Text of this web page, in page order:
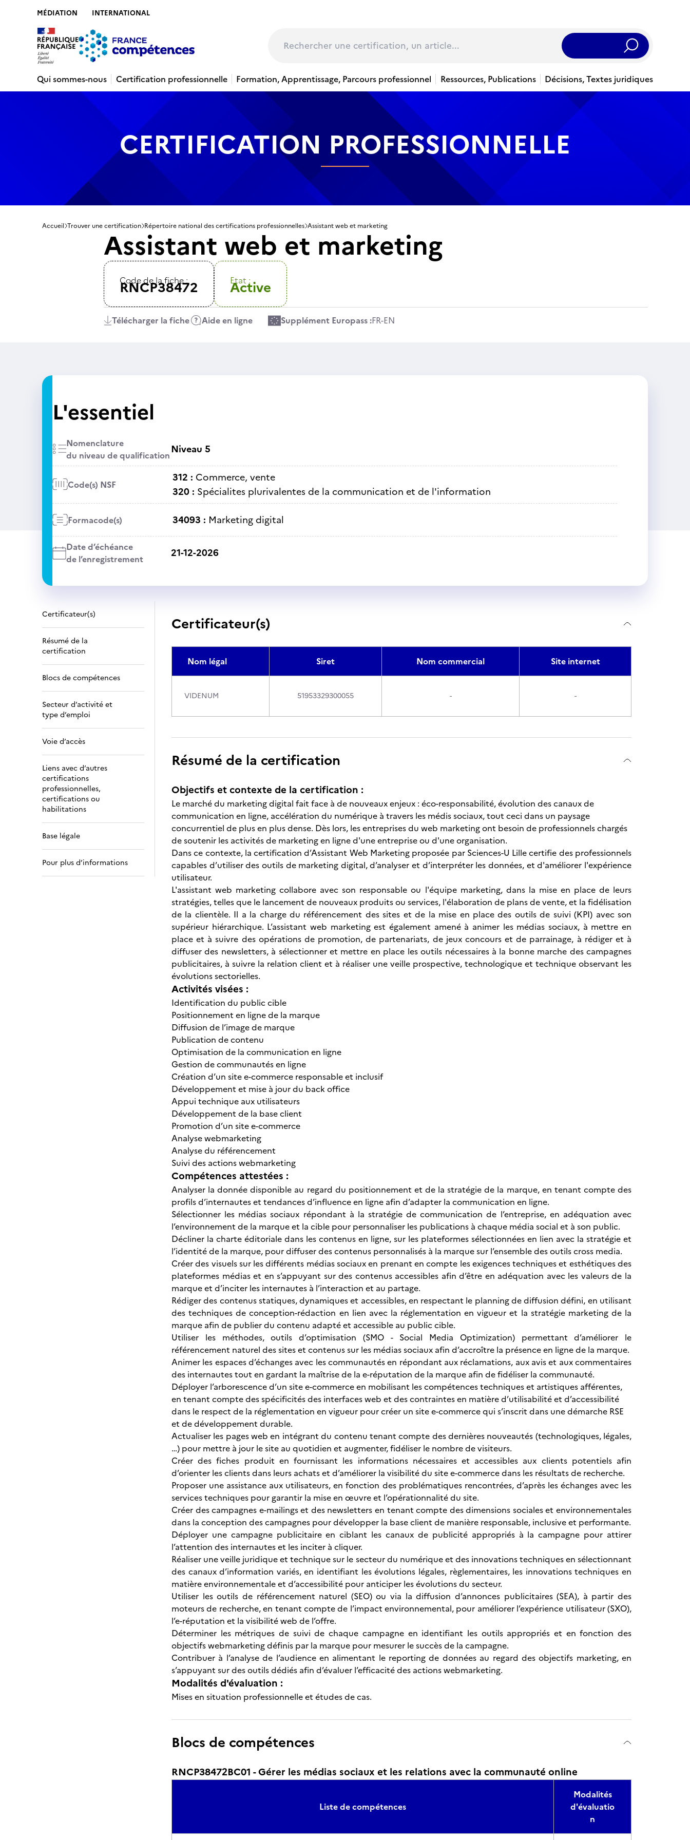
MÉDIATION INTERNATIONAL
Rechercher
Qui sommes-nous
Certification professionnelle Formation, Apprentissage, Parcours professionnel Ressources, Publications Décisions, Textes juridiques
CERTIFICATION PROFESSIONNELLE
Accueil Trouver une certification Répertoire national des certifications professionnelles Assistant web et marketing
Assistant web et marketing
Code de la fiche :
RNCP38472 Etat :
Active
Télécharger la fiche Aide en ligne Supplément Europass :FR-EN
L'essentiel
Nomenclature
du niveau de qualificationNiveau 5
Code(s) NSF
312 : Commerce, vente
320 : Spécialites plurivalentes de la communication et de l'information
Formacode(s) 34093 : Marketing digital
Date d’échéance
de l’enregistrement
21-12-2026
Certificateur(s)
Résumé de la
certification
Blocs de compétences
Secteur d’activité et
type d’emploi
Voie d’accès
Liens avec d’autres
certifications
professionnelles,
certifications ou
habilitations
Base légale
Pour plus d’informations
Certificateur(s)
Nom légal Siret Nom commercial Site internet
VIDENUM 51953329300055 - -
Résumé de la certification
Objectifs et contexte de la certification :
Le marché du marketing digital fait face à de nouveaux enjeux : éco-responsabilité, évolution des canaux de
communication en ligne, accélération du numérique à travers les médis sociaux, tout ceci dans un paysage
concurrentiel de plus en plus dense. Dès lors, les entreprises du web marketing ont besoin de professionnels chargés
de soutenir les activités de marketing en ligne d'une entreprise ou d'une organisation.
Dans ce contexte, la certification d’Assistant Web Marketing proposée par Sciences-U Lille certifie des professionnels
capables d’utiliser des outils de marketing digital, d’analyser et d’interpréter les données, et d'améliorer l'expérience
utilisateur.
L'assistant web marketing collabore avec son responsable ou l'équipe marketing, dans la mise en place de leurs
stratégies, telles que le lancement de nouveaux produits ou services, l'élaboration de plans de vente, et la fidélisation
de la clientèle. Il a la charge du référencement des sites et de la mise en place des outils de suivi (KPI) avec son
supérieur hiérarchique. L’assistant web marketing est également amené à animer les médias sociaux, à mettre en
place et à suivre des opérations de promotion, de partenariats, de jeux concours et de parrainage, à rédiger et à
diffuser des newsletters, à sélectionner et mettre en place les outils nécessaires à la bonne marche des campagnes
publicitaires, à suivre la relation client et à réaliser une veille prospective, technologique et technique observant les
évolutions sectorielles.
Activités visées :
Identification du public cible
Positionnement en ligne de la marque
Diffusion de l’image de marque
Publication de contenu
Optimisation de la communication en ligne
Gestion de communautés en ligne
Création d’un site e-commerce responsable et inclusif
Développement et mise à jour du back office
Appui technique aux utilisateurs
Développement de la base client
Promotion d’un site e-commerce
Analyse webmarketing
Analyse du référencement
Suivi des actions webmarketing
Compétences attestées :
Analyser la donnée disponible au regard du positionnement et de la stratégie de la marque, en tenant compte des
profils d’internautes et tendances d’influence en ligne afin d’adapter la communication en ligne.
Sélectionner les médias sociaux répondant à la stratégie de communication de l’entreprise, en adéquation avec
l’environnement de la marque et la cible pour personnaliser les publications à chaque média social et à son public.
Décliner la charte éditoriale dans les contenus en ligne, sur les plateformes sélectionnées en lien avec la stratégie et
l’identité de la marque, pour diffuser des contenus personnalisés à la marque sur l’ensemble des outils cross media.
Créer des visuels sur les différents médias sociaux en prenant en compte les exigences techniques et esthétiques des
plateformes médias et en s’appuyant sur des contenus accessibles afin d’être en adéquation avec les valeurs de la
marque et d’inciter les internautes à l’interaction et au partage.
Rédiger des contenus statiques, dynamiques et accessibles, en respectant le planning de diffusion défini, en utilisant
des techniques de conception-rédaction en lien avec la réglementation en vigueur et la stratégie marketing de la
marque afin de publier du contenu adapté et accessible au public cible.
Utiliser les méthodes, outils d’optimisation (SMO - Social Media Optimization) permettant d’améliorer le
référencement naturel des sites et contenus sur les médias sociaux afin d’accroître la présence en ligne de la marque.
Animer les espaces d’échanges avec les communautés en répondant aux réclamations, aux avis et aux commentaires
des internautes tout en gardant la maîtrise de la e-réputation de la marque afin de fidéliser la communauté.
Déployer l’arborescence d’un site e-commerce en mobilisant les compétences techniques et artistiques afférentes,
en tenant compte des spécificités des interfaces web et des contraintes en matière d’utilisabilité et d’accessibilité
dans le respect de la réglementation en vigueur pour créer un site e-commerce qui s’inscrit dans une démarche RSE
et de développement durable.
Actualiser les pages web en intégrant du contenu tenant compte des dernières nouveautés (technologiques, légales,
…) pour mettre à jour le site au quotidien et augmenter, fidéliser le nombre de visiteurs.
Créer des fiches produit en fournissant les informations nécessaires et accessibles aux clients potentiels afin
d’orienter les clients dans leurs achats et d’améliorer la visibilité du site e-commerce dans les résultats de recherche.
Proposer une assistance aux utilisateurs, en fonction des problématiques rencontrées, d’après les échanges avec les
services techniques pour garantir la mise en œuvre et l’opérationnalité du site.
Créer des campagnes e-mailings et des newsletters en tenant compte des dimensions sociales et environnementales
dans la conception des campagnes pour développer la base client de manière responsable, inclusive et performante.
Déployer une campagne publicitaire en ciblant les canaux de publicité appropriés à la campagne pour attirer
l’attention des internautes et les inciter à cliquer.
Réaliser une veille juridique et technique sur le secteur du numérique et des innovations techniques en sélectionnant
des canaux d’information variés, en identifiant les évolutions légales, règlementaires, les innovations techniques en
matière environnementale et d’accessibilité pour anticiper les évolutions du secteur.
Utiliser les outils de référencement naturel (SEO) ou via la diffusion d’annonces publicitaires (SEA), à partir des
moteurs de recherche, en tenant compte de l’impact environnemental, pour améliorer l’expérience utilisateur (SXO),
l’e-réputation et la visibilité web de l’offre.
Déterminer les métriques de suivi de chaque campagne en identifiant les outils appropriés et en fonction des
objectifs webmarketing définis par la marque pour mesurer le succès de la campagne.
Contribuer à l’analyse de l’audience en alimentant le reporting de données au regard des objectifs marketing, en
s’appuyant sur des outils dédiés afin d’évaluer l’efficacité des actions webmarketing.
Modalités d'évaluation :
Mises en situation professionnelle et études de cas.
Blocs de compétences
RNCP38472BC01 - Gérer les médias sociaux et les relations avec la communauté online
Liste de compétences
Modalités
d'évaluatio
n